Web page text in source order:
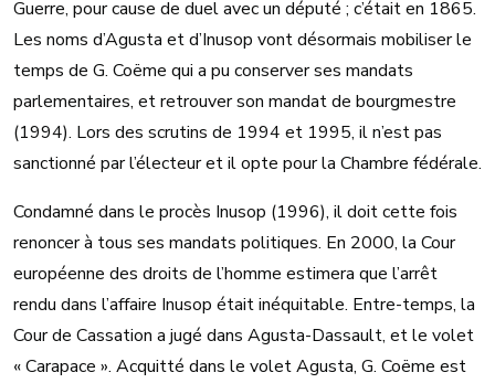
Guerre, pour cause de duel avec un député ; c’était en 1865.
Les noms d’Agusta et d’Inusop vont désormais mobiliser le
temps de G. Coëme qui a pu conserver ses mandats
parlementaires, et retrouver son mandat de bourgmestre
(1994). Lors des scrutins de 1994 et 1995, il n’est pas
sanctionné par l’électeur et il opte pour la Chambre fédérale.
Condamné dans le procès Inusop (1996), il doit cette fois
renoncer à tous ses mandats politiques. En 2000, la Cour
européenne des droits de l’homme estimera que l’arrêt
rendu dans l’affaire Inusop était inéquitable. Entre-temps, la
Cour de Cassation a jugé dans Agusta-Dassault, et le volet
« Carapace ». Acquitté dans le volet Agusta, G. Coëme est